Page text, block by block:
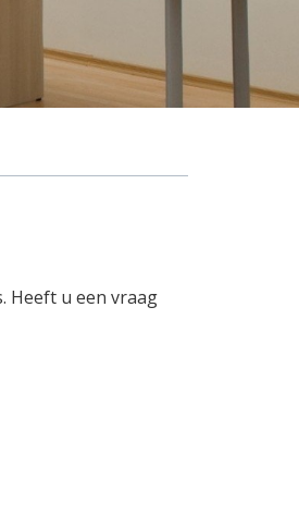
Heeft u een vraag